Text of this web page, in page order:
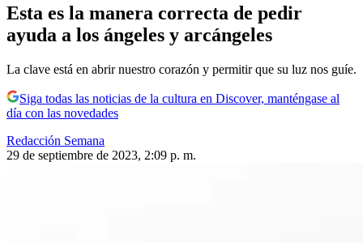
Esta es la manera correcta de pedir
ayuda a los ángeles y arcángeles
La clave está en abrir nuestro corazón y permitir que su luz nos guíe.
Siga todas las noticias de la cultura en Discover, manténgase al
día con las novedades
Redacción Semana
29 de septiembre de 2023, 2:09 p. m.